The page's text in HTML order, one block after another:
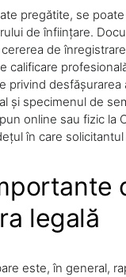
pregătite, se
de înființare.
de
calificare
privind desfășurarea
și specimenul de
online sau fizic la
în care solicitantul
legală
este, în general,